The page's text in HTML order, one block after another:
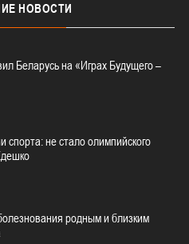
НОВОСТИ
Беларусь на «Играх Будущего –
спорта: не стало олимпийского
родным и близким